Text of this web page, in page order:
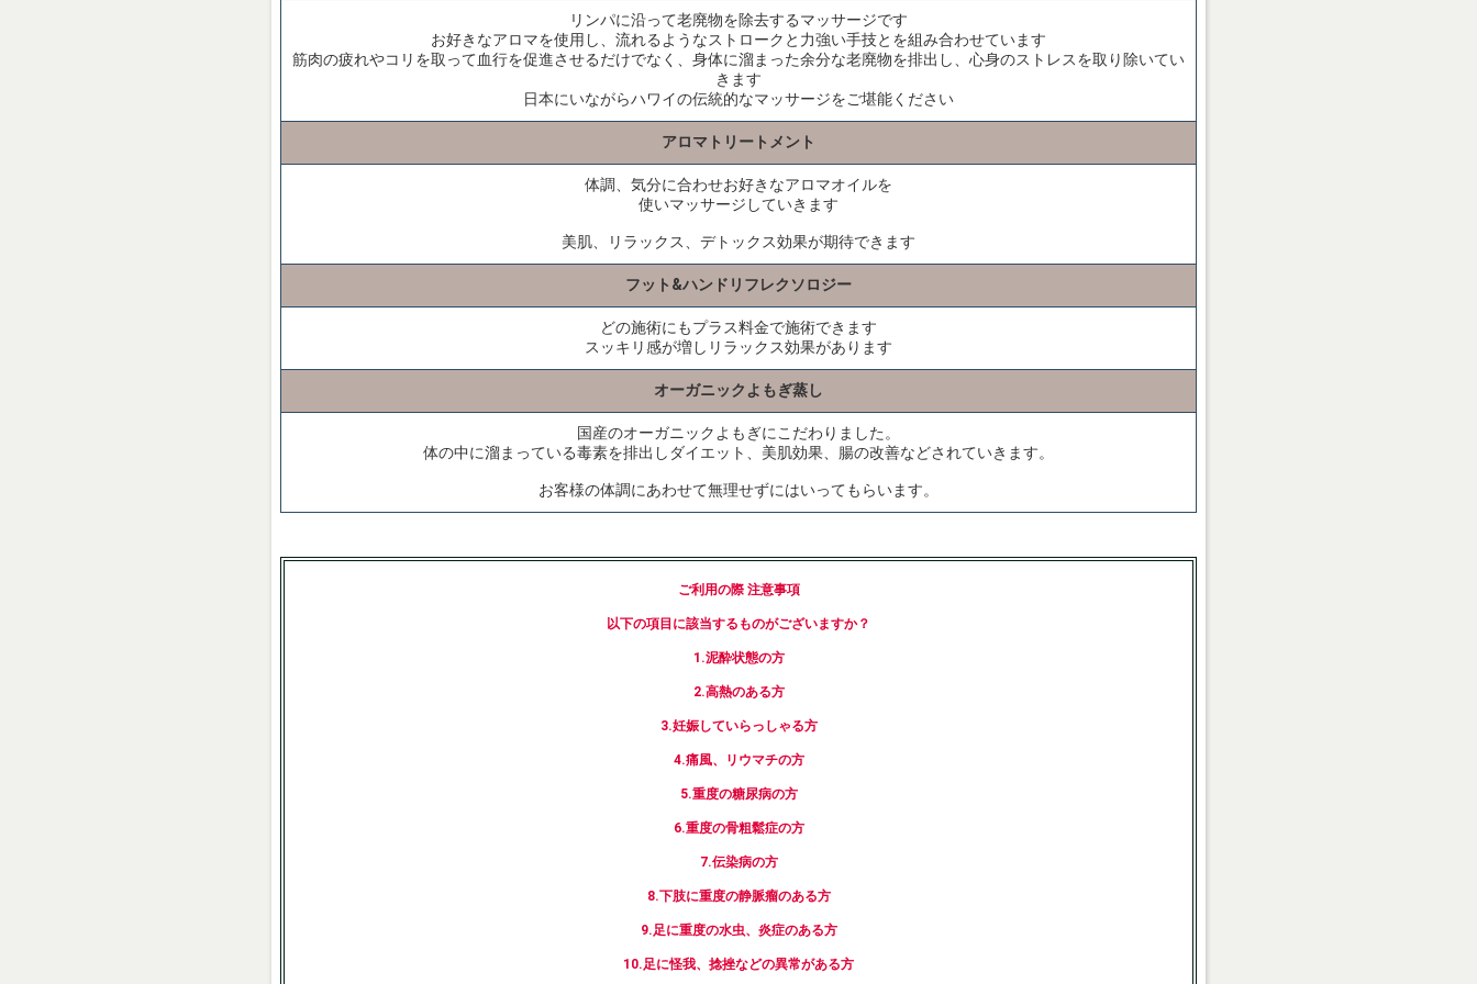
リンパに沿って老廃物を除去するマッサージです
お好きなアロマを使用し、流れるようなストロークと力強い手技とを組み合わせています
筋肉の疲れやコリを取って血行を促進させるだけでなく、身体に溜まった余分な老廃物を排出し、心身のストレスを取り除いてい
きます
日本にいながらハワイの伝統的なマッサージをご堪能ください
アロマトリートメント
体調、気分に合わせお好きなアロマオイルを
使いマッサージしていきます
美肌、リラックス、デトックス効果が期待できます
フット&ハンドリフレクソロジー
どの施術にもプラス料金で施術できます
スッキリ感が増しリラックス効果があります
オーガニックよもぎ蒸し
国産のオーガニックよもぎにこだわりました。
体の中に溜まっている毒素を排出しダイエット、美肌効果、腸の改善などされていきます。
お客様の体調にあわせて無理せずにはいってもらいます。
ご利用の際 注意事項
以下の項目に該当するものがございますか？
1.泥酔状態の方
2.高熱のある方
3.妊娠していらっしゃる方
4.痛風、リウマチの方
5.重度の糖尿病の方
6.重度の骨粗鬆症の方
7.伝染病の方
8.下肢に重度の静脈瘤のある方
9.足に重度の水虫、炎症のある方
10.足に怪我、捻挫などの異常がある方